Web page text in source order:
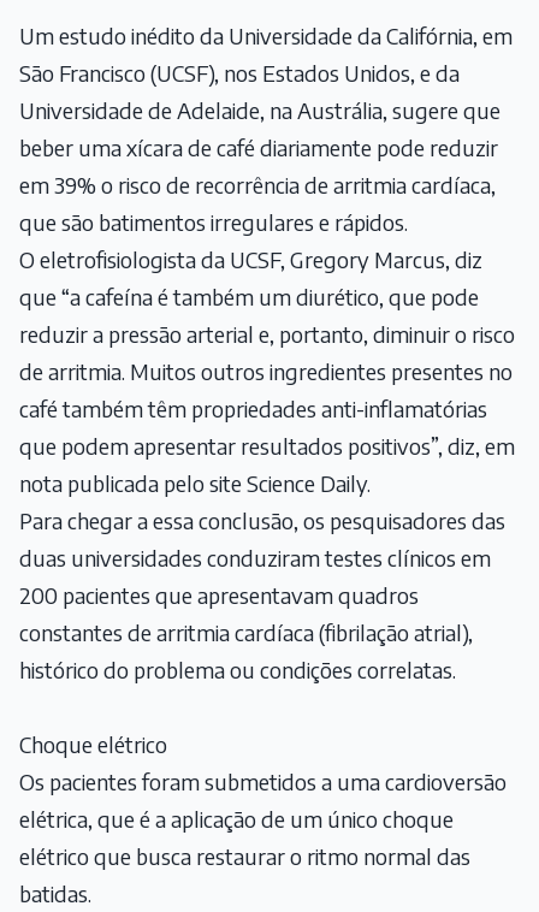
Um estudo inédito da Universidade da Califórnia, em
São Francisco (UCSF), nos Estados Unidos, e da
Universidade de Adelaide, na Austrália, sugere que
beber uma xícara de café diariamente pode reduzir
em 39% o risco de recorrência de arritmia cardíaca,
que são batimentos irregulares e rápidos.
O eletrofisiologista da UCSF, Gregory Marcus, diz
que “a cafeína é também um diurético, que pode
reduzir a pressão arterial e, portanto, diminuir o risco
de arritmia. Muitos outros ingredientes presentes no
café também têm propriedades anti-inflamatórias
que podem apresentar resultados positivos”, diz, em
nota publicada pelo site Science Daily.
Para chegar a essa conclusão, os pesquisadores das
duas universidades conduziram testes clínicos em
200 pacientes que apresentavam quadros
constantes de arritmia cardíaca (fibrilação atrial),
histórico do problema ou condições correlatas.
Choque elétrico
Os pacientes foram submetidos a uma cardioversão
elétrica, que é a aplicação de um único choque
elétrico que busca restaurar o ritmo normal das
batidas.